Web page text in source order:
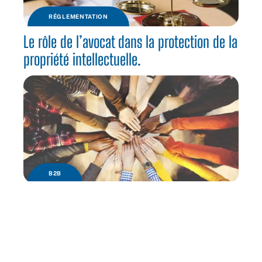
RÉGLEMENTATION
Le rôle de l’avocat dans la protection de la
propriété intellectuelle.
B2B